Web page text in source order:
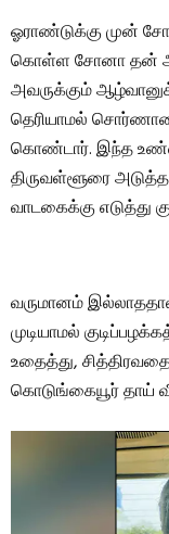
ஓராண்டுக்கு முன்
கொள்ள சோனா தன்
அவருக்கும்
தெரியாமல்
கொண்டார். இந்த
திருவள்ளூரை
வாடகைக்கு எடுத்து
வருமானம்
முடியாமல்
உதைத்து,
கொடுங்கையூர் தாய்